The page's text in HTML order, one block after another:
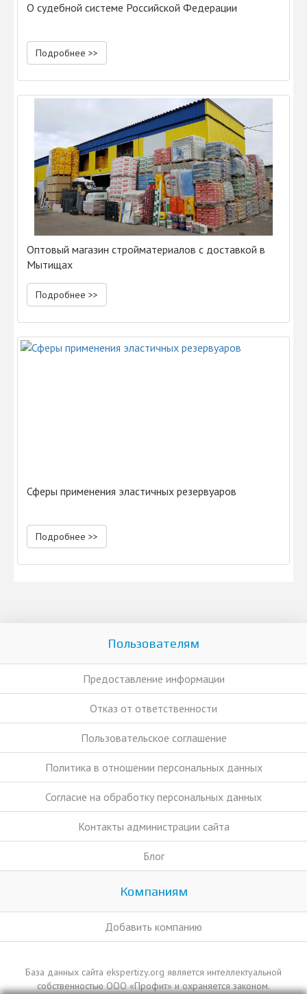
О судебной системе Российской Федерации
Подробнее >>
Оптовый магазин стройматериалов с доставкой в
Мытищах
Подробнее >>
Сферы применения эластичных резервуаров
Подробнее >>
Пользователям
Предоставление информации
Отказ от ответственности
Пользовательское соглашение
Политика в отношении персональных данных
Согласие на обработку персональных данных
Контакты администрации сайта
Блог
Компаниям
Добавить компанию
База данных сайта ekspertizy.org является интеллектуальной
собственностью ООО «Профит» и охраняется законом.